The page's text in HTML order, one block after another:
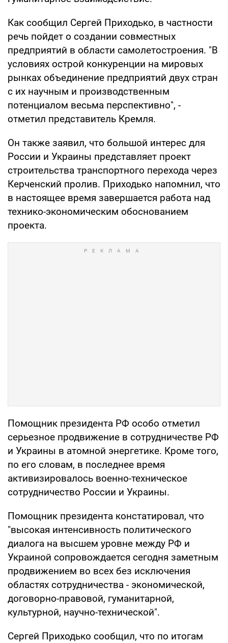
Как сообщил Сергей Приходько, в частности
речь пойдет о создании совместных
предприятий в области самолетостроения. "В
условиях острой конкуренции на мировых
рынках объединение предприятий двух стран
с их научным и производственным
потенциалом весьма перспективно", -
отметил представитель Кремля.
Он также заявил, что большой интерес для
России и Украины представляет проект
строительства транспортного перехода через
Керченский пролив. Приходько напомнил, что
в настоящее время завершается работа над
технико-экономическим обоснованием
проекта.
Помощник президента РФ особо отметил
серьезное продвижение в сотрудничестве РФ
и Украины в атомной энергетике. Кроме того,
по его словам, в последнее время
активизировалось военно-техническое
сотрудничество России и Украины.
Помощник президента констатировал, что
"высокая интенсивность политического
диалога на высшем уровне между РФ и
Украиной сопровождается сегодня заметным
продвижением во всех без исключения
областях сотрудничества - экономической,
договорно-правовой, гуманитарной,
культурной, научно-технической".
Сергей Приходько сообщил, что по итогам